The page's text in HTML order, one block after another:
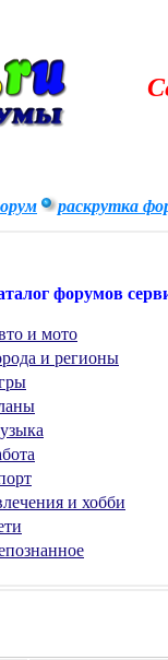
раскрутка
форумов
и мото
и регионы
и хобби